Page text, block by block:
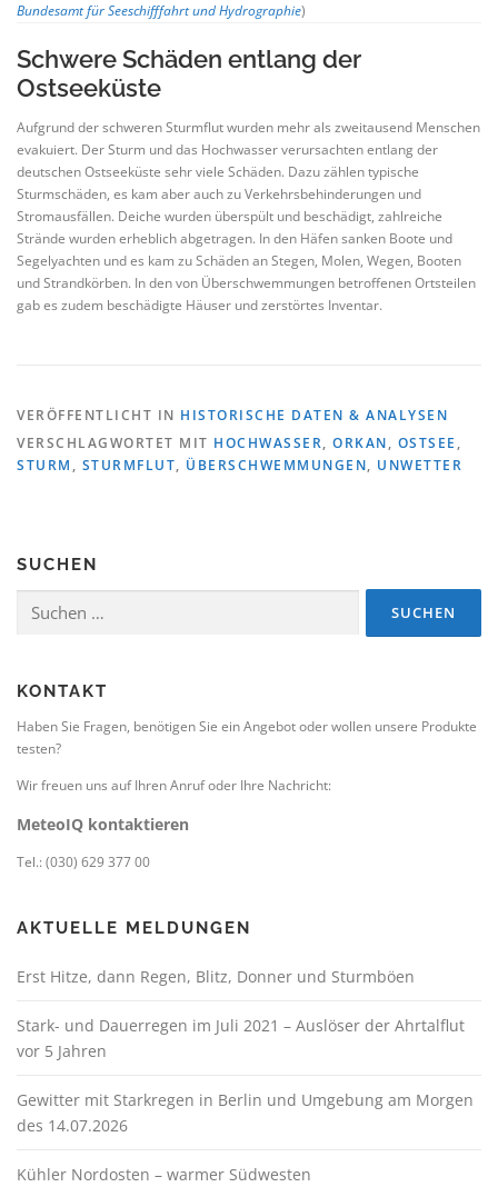
Bundesamt für Seeschifffahrt und Hydrographie)
Schwere Schäden entlang der
Ostseeküste
Aufgrund der schweren Sturmflut wurden mehr als zweitausend Menschen
evakuiert. Der Sturm und das Hochwasser verursachten entlang der
deutschen Ostseeküste sehr viele Schäden. Dazu zählen typische
Sturmschäden, es kam aber auch zu Verkehrsbehinderungen und
Stromausfällen. Deiche wurden überspült und beschädigt, zahlreiche
Strände wurden erheblich abgetragen. In den Häfen sanken Boote und
Segelyachten und es kam zu Schäden an Stegen, Molen, Wegen, Booten
und Strandkörben. In den von Überschwemmungen betroffenen Ortsteilen
gab es zudem beschädigte Häuser und zerstörtes Inventar.
VERÖFFENTLICHT IN HISTORISCHE DATEN & ANALYSEN
VERSCHLAGWORTET MIT HOCHWASSER, ORKAN, OSTSEE ,
STURM , STURMFLUT, ÜBERSCHWEMMUNGEN, UNWETTER
SUCHEN
nach:
KONTAKT
Haben Sie Fragen, benötigen Sie ein Angebot oder wollen unsere Produkte
testen?
Wir freuen uns auf Ihren Anruf oder Ihre Nachricht:
MeteoIQ kontaktieren
Tel.: (030) 629 377 00
AKTUELLE MELDUNGEN
Erst Hitze, dann Regen, Blitz, Donner und Sturmböen
Stark- und Dauerregen im Juli 2021 – Auslöser der Ahrtalflut
vor 5 Jahren
Gewitter mit Starkregen in Berlin und Umgebung am Morgen
des 14.07.2026
Kühler Nordosten – warmer Südwesten